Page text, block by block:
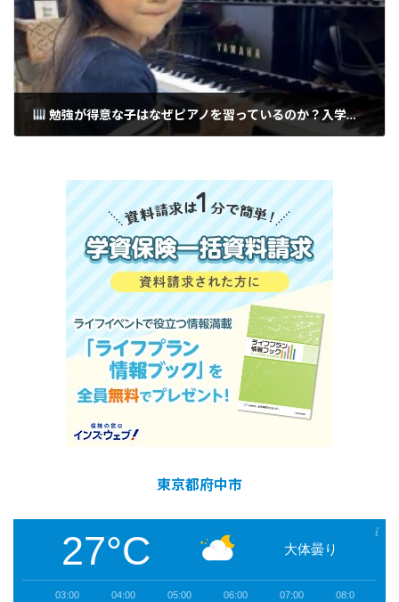
勉強が得意な子はなぜピアノを習っているのか？入学前に育むべき「学力と非認知能力の黄金比」｜府中市で教室でも自宅でもClover Hillピアノ教室
東京都府中市
27°C 大体曇り
03:00 04:00 05:00 06:00 07:00 08:00